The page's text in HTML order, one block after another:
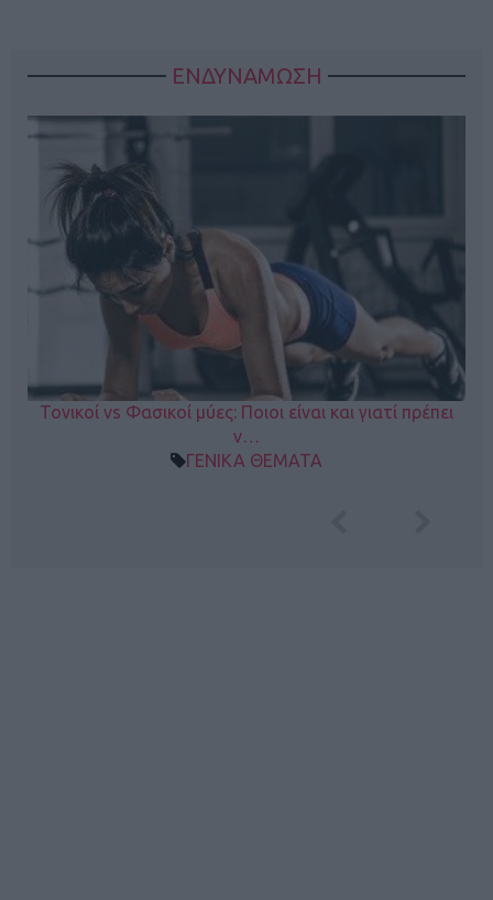
ΕΝΔΥΝΑΜΩΣΗ
Τονικοί vs Φασικοί μύες: Ποιοι είναι και γιατί πρέπει
ν…
ΓΕΝΙΚΑ ΘΕΜΑΤΑ